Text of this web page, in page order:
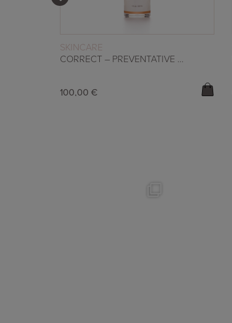
SKINCARE
CORRECT – PREVENTATIVE RETINAL SERUM
100,00 €